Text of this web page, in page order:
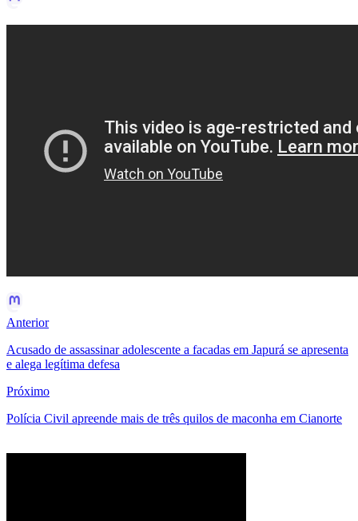
Anterior
Acusado de assassinar adolescente a facadas em Japurá se apresenta
e alega legítima defesa
Próximo
Polícia Civil apreende mais de três quilos de maconha em Cianorte